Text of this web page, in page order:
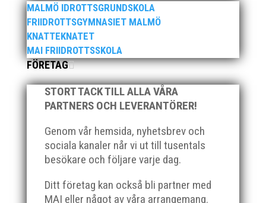
MALMÖ IDROTTSGRUNDSKOLA
FRIIDROTTSGYMNASIET MALMÖ
KNATTEKNATET
MAI FRIIDROTTSSKOLA
FÖRETAG
STORT TACK TILL ALLA VÅRA
PARTNERS OCH LEVERANTÖRER!
Genom vår hemsida, nyhetsbrev och
sociala kanaler når vi ut till tusentals
besökare och följare varje dag.
Ditt företag kan också bli partner med
MAI eller något av våra arrangemang.
2025 innebar något av ett internationellt
genombrott för MAI:s kulstötare Wictor
Petersson. Året gav svenskt rekord, EM-silver
elva på VM ute i somras. Och en stark tro på
framtiden efter några motiga år när inte så